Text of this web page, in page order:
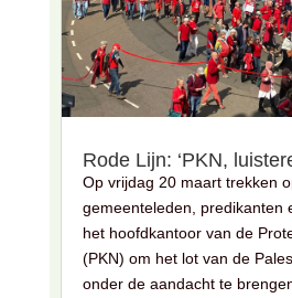
Rode Lijn: ‘PKN,
Op vrijdag 20 maart trekken
gemeenteleden, predikanten
het hoofdkantoor van de
(PKN) om het lot van de
onder de aandacht te